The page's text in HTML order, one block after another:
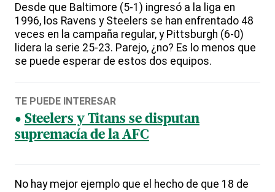
Desde que Baltimore (5-1) ingresó a la liga en
1996, los Ravens y Steelers se han enfrentado 48
veces en la campaña regular, y Pittsburgh (6-0)
lidera la serie 25-23. Parejo, ¿no? Es lo menos que
se puede esperar de estos dos equipos.
TE PUEDE INTERESAR
Steelers y Titans se disputan
supremacía de la AFC
No hay mejor ejemplo que el hecho de que 18 de